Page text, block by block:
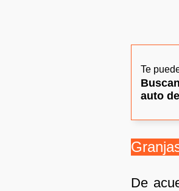
Te
auto
De